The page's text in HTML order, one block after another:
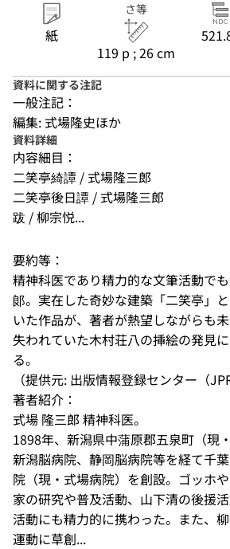
紙
さ等
119 p ; 26 cm
資料に関する注記
一般注記：
編集: 式場隆史ほか
資料詳細
内容細目：
二笑亭綺譚 / 式場隆三郎
二笑亭後日譚 / 式場隆三郎
跋 / 柳宗悦...
要約等：
精神科医であり精力的な文筆活動で
郞。実在した奇妙な建築「二笑亭」
いた作品が、著者が熱望しながらも
失われていた木村荘八の挿絵の発見
る。
（提供元: 出版情報登録センター（
著者紹介：
式場 隆三郎 精神科医。
1898年、新潟県中蒲原郡五泉町（現
新潟脳病院、静岡脳病院等を経て千
院（現・式場病院）を創設。ゴッホ
家の研究や普及活動、山下清の後援
活動にも精力的に携わった。また、
運動に草創...